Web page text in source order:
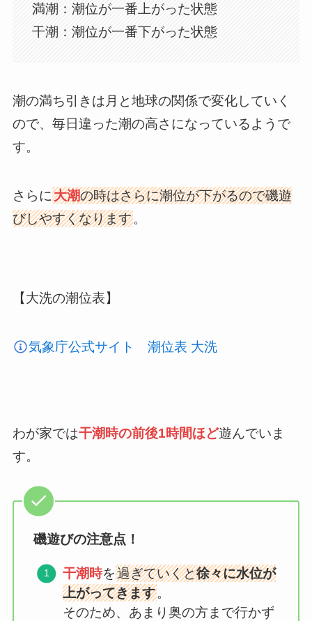
満潮：潮位が一番上がった状態
干潮：潮位が一番下がった状態
潮の満ち引きは月と地球の関係で変化していく
ので、毎日違った潮の高さになっているようで
す。
さらに大潮の時はさらに潮位が下がるので磯遊
びしやすくなります。
【大洗の潮位表】
気象庁公式サイト 潮位表 大洗
わが家では干潮時の前後1時間ほど遊んでいま
す。
磯遊びの注意点！
干潮時を過ぎていくと徐々に水位が
上がってきます。
そのため、あまり奥の方まで行かず